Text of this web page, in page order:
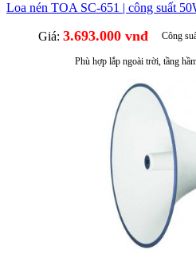
Loa nén TOA SC-651 | công suất
Giá: 3.693.000 vnđ Công
Phù hợp lắp ngoài trời, tầng